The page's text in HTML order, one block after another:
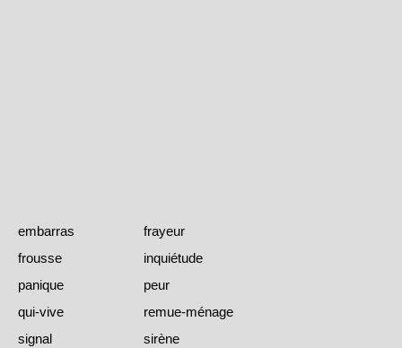
embarras
frayeur
frousse
inquiétude
panique
peur
qui-vive
remue-ménage
signal
sirène